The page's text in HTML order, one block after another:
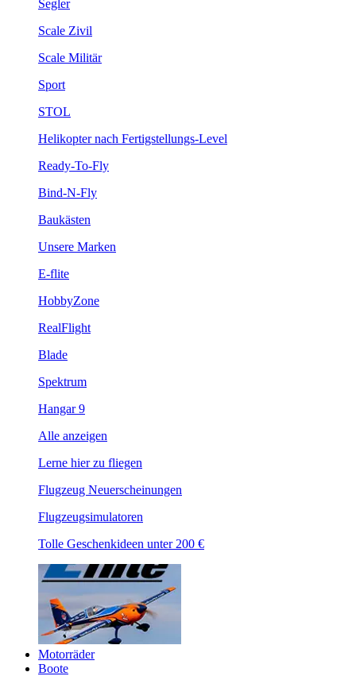
Segler
Scale Zivil
Scale Militär
Sport
STOL
Helikopter nach Fertigstellungs-Level
Ready-To-Fly
Bind-N-Fly
Baukästen
Unsere Marken
E-flite
HobbyZone
RealFlight
Blade
Spektrum
Hangar 9
Alle anzeigen
Lerne hier zu fliegen
Flugzeug Neuerscheinungen
Flugzeugsimulatoren
Tolle Geschenkideen unter 200 €
Motorräder
Boote